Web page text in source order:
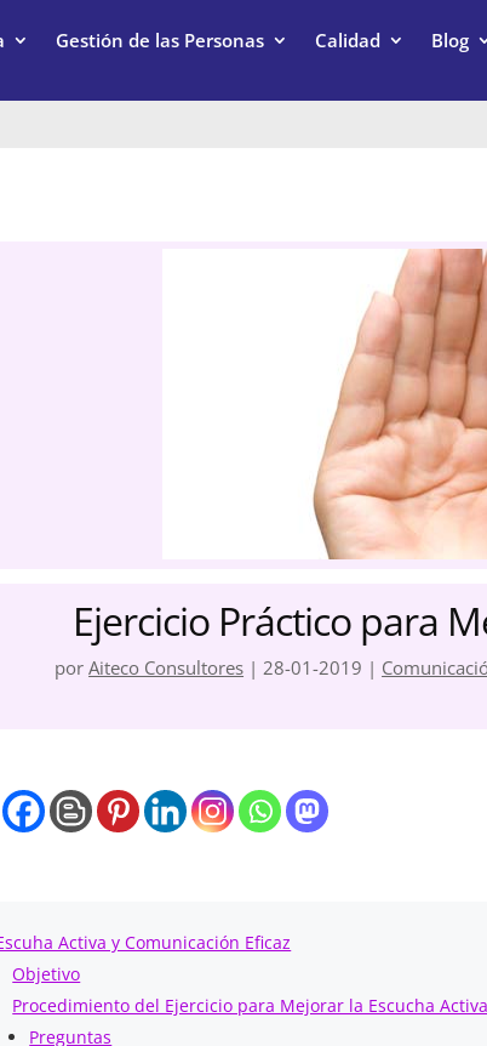
Gestión de las Personas Calidad Blog
Ejercicio Práctico para
porAiteco Consultores | 28-01-2019 |
Activa y Comunicación Eficaz
Objetivo
Procedimiento del Ejercicio para Mejorar la Escucha Activa
Preguntas